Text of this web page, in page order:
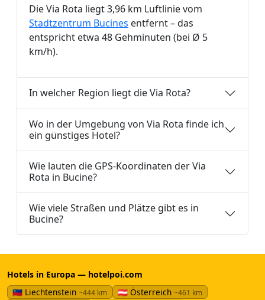
Die Via Rota liegt 3,96 km Luftlinie vom
Stadtzentrum Bucines entfernt – das
entspricht etwa 48 Gehminuten (bei Ø 5
km/h).
In welcher Region liegt die Via Rota?
Wo in der Umgebung von Via Rota finde ich
ein günstiges Hotel?
Wie lauten die GPS-Koordinaten der Via
Rota in Bucine?
Wie viele Straßen und Plätze gibt es in
Bucine?
Hotels in Europa — hotelpoi.com
🇱🇮 Liechtenstein ~444 km 🇦🇹 Österreich ~461 km